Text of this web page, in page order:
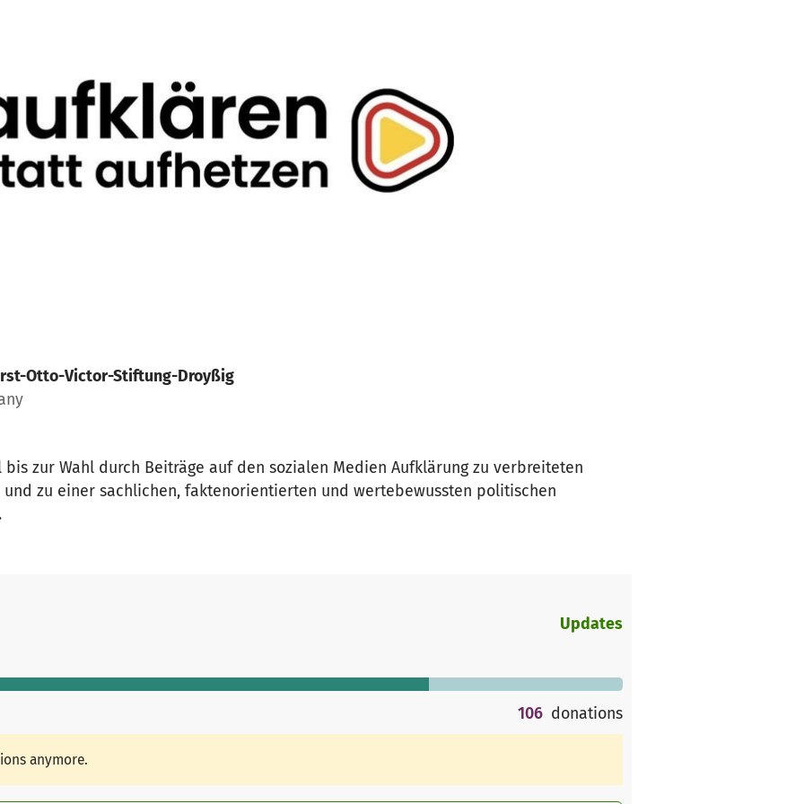
Otto-Victor-Stiftung-Droyßig
zur Wahl durch Beiträge auf den sozialen Medien Aufklärung zu verbreiteten
zu einer sachlichen, faktenorientierten und wertebewussten politischen
Updates
106 donations
anymore.